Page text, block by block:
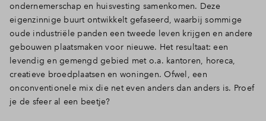
ondernemerschap en huisvesting samenkomen. Deze
eigenzinnige buurt ontwikkelt gefaseerd, waarbij sommige
oude industriële panden een tweede leven krijgen en andere
gebouwen plaatsmaken voor nieuwe. Het resultaat: een
levendig en gemengd gebied met o.a. kantoren, horeca,
creatieve broedplaatsen en woningen. Ofwel, een
onconventionele mix die net even anders dan anders is. Proef
je de sfeer al een beetje?